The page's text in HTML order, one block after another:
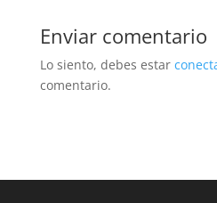
Enviar comentario
Lo siento, debes estar
comentario.